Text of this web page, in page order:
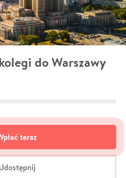
do Warszawy
teraz